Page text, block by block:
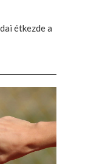
étkezde a